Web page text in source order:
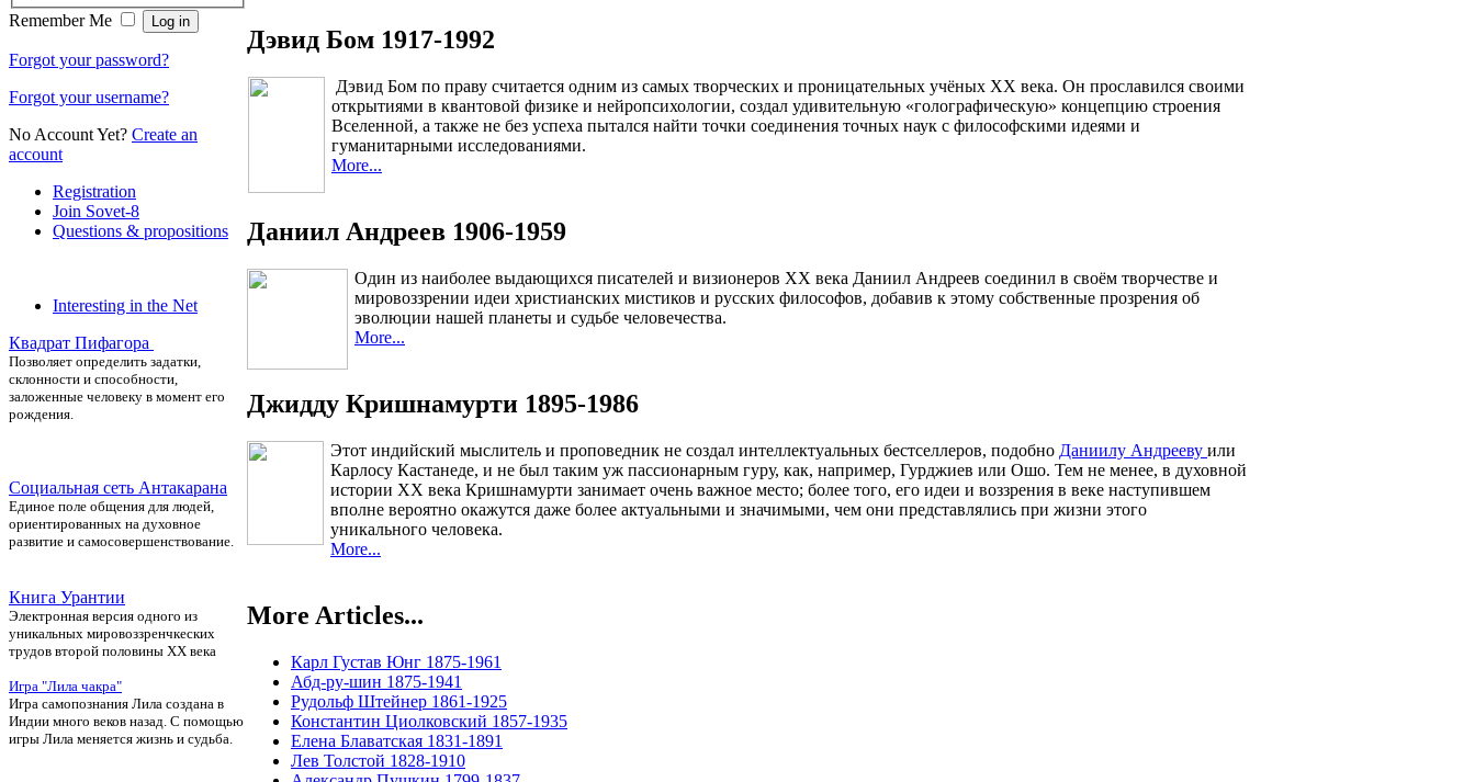
Remember Me
Forgot your password?
Forgot your username?
No Account Yet? Create an
account
Registration
Join Sovet-8
Questions & propositions
Interesting in the Net
Квадрат Пифагора
Позволяет определить задатки,
склонности и способности,
заложенные человеку в момент его
рождения.
Социальная сеть Антакарана
Единое поле общения для людей,
ориентированных на духовное
развитие и самосовершенствование.
Книга Урантии
Электронная версия одного из
уникальных мировоззренчкеских
трудов второй половины ХХ века
Игра "Лила чакра"
Игра самопознания Лила создана в
Индии много веков назад. С помощью
игры Лила меняется жизнь и судьба.
Дэвид Бом 1917-1992
Дэвид Бом по праву считается одним из самых творческих и проницательных учёных ХХ века. Он прославился своими
открытиями в квантовой физике и нейропсихологии, создал удивительную «голографическую» концепцию строения
Вселенной, а также не без успеха пытался найти точки соединения точных наук с философскими идеями и
гуманитарными исследованиями.
More...
Даниил Андреев 1906-1959
Один из наиболее выдающихся писателей и визионеров ХХ века Даниил Андреев соединил в своём творчестве и
мировоззрении идеи христианских мистиков и русских философов, добавив к этому собственные прозрения об
эволюции нашей планеты и судьбе человечества.
More...
Джидду Кришнамурти 1895-1986
Этот индийский мыслитель и проповедник не создал интеллектуальных бестселлеров, подобно Даниилу Андрееву или
Карлосу Кастанеде, и не был таким уж пассионарным гуру, как, например, Гурджиев или Ошо. Тем не менее, в духовной
истории ХХ века Кришнамурти занимает очень важное место; более того, его идеи и воззрения в веке наступившем
вполне вероятно окажутся даже более актуальными и значимыми, чем они представлялись при жизни этого
уникального человека.
More...
More Articles...
Карл Густав Юнг 1875-1961
Абд-ру-шин 1875-1941
Рудольф Штейнер 1861-1925
Константин Циолковский 1857-1935
Елена Блаватская 1831-1891
Лев Толстой 1828-1910